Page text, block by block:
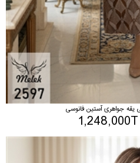
یقه جواهری آستین فانوسی
1,248,000T